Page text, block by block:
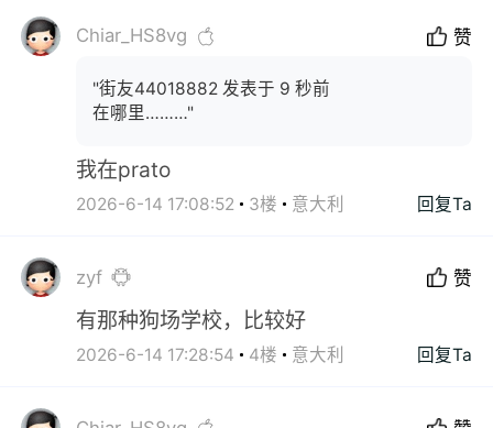
Chiar_HS8vg 赞
"街友44018882 发表于 9 秒前
在哪里………"
我在prato
2026-6-14 17:08:52 3楼 意大利 回复Ta
zyf 赞
有那种狗场学校，比较好
2026-6-14 17:28:54 4楼 意大利 回复Ta